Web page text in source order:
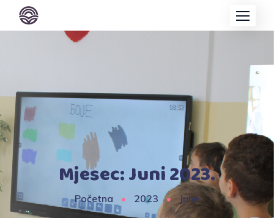
Mjesec:Juni 2023.
Početna 2023 June